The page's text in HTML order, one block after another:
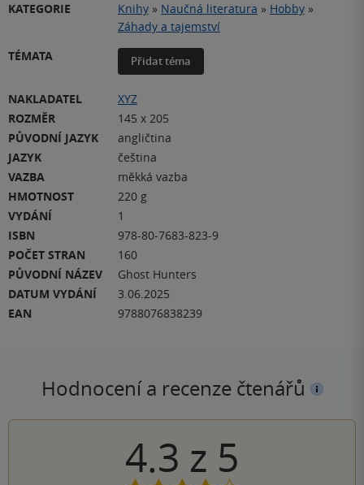
KATEGORIE
Knihy » Naučná literatura » Hobby »
Záhady a tajemství
TÉMATA
Přidat téma
NAKLADATEL
XYZ
ROZMĚR
145 x 205
PŮVODNÍ JAZYK
angličtina
JAZYK
čeština
VAZBA
měkká vazba
HMOTNOST
220 g
VYDÁNÍ
1
ISBN
978-80-7683-823-9
POČET STRAN
160
PŮVODNÍ NÁZEV
Ghost Hunters
DATUM VYDÁNÍ
3.06.2025
EAN
9788076838239
Hodnocení a recenze čtenářů
4.3 z 5